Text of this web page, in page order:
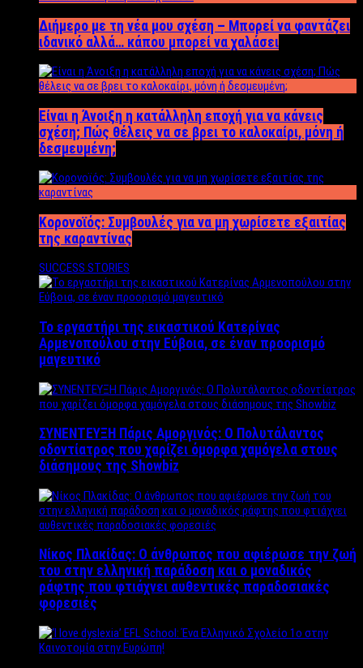
Διήμερο με τη νέα μου σχέση – Μπορεί να φαντάζει
ιδανικό αλλά… κάπου μπορεί να χαλάσει
Είναι η Άνοιξη η κατάλληλη εποχή για να κάνεις
σχέση; Πώς θέλεις να σε βρει το καλοκαίρι, μόνη ή
δεσμευμένη;
Κορονοϊός: Συμβουλές για να μη χωρίσετε εξαιτίας
της καραντίνας
SUCCESS STORIES
Το εργαστήρι της εικαστικού Κατερίνας
Αρμενοπούλου στην Εύβοια, σε έναν προορισμό
μαγευτικό
ΣΥΝΕΝΤΕΥΞΗ Πάρις Αμοργινός: O Πολυτάλαντος
οδοντίατρος που χαρίζει όμορφα χαμόγελα στους
διάσημους της Showbiz
Νίκος Πλακίδας: O άνθρωπος που αφιέρωσε την ζωή
του στην ελληνική παράδοση και ο μοναδικός
ράφτης που φτιάχνει αυθεντικές παραδοσιακές
φορεσιές